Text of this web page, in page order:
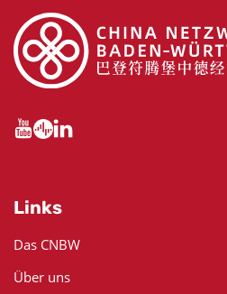
Links
Das CNBW
Über uns